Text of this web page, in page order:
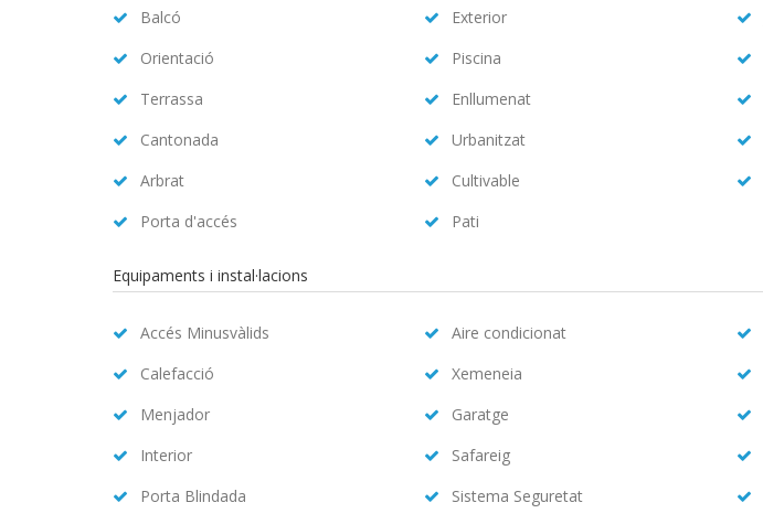
Balcó Exterior
Orientació
Piscina
Terrassa
Enllumenat
Cantonada
Urbanitzat
Arbrat
Cultivable
Porta d'accés
Pati
Equipaments i instal·lacions
Accés Minusvàlids Aire condicionat
Calefacció
Xemeneia
Menjador
Garatge
Interior
Safareig
Porta Blindada
Sistema Seguretat